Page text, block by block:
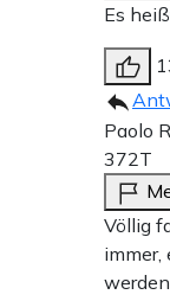
Es
Paolo
372T
Völlig
immer,